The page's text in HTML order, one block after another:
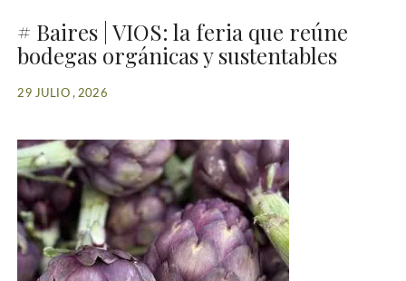
# Baires | VIOS: la feria que reúne
bodegas orgánicas y sustentables
29 JULIO , 2026